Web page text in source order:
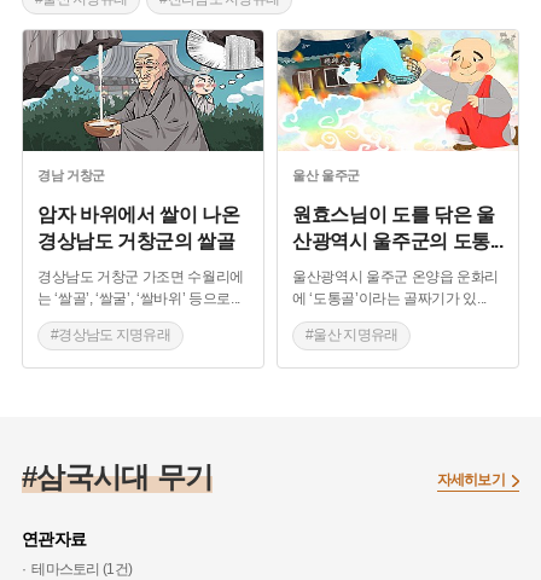
#경상남도 지명유래 #거창 지명유래
#세종 지명유래 #성씨 설화
경남 거창군
암자 바위에서 쌀이 나온
경상남도 거창군의 쌀골
경상남도 거창군 가조면 수월리에
는 ‘쌀골’, ‘쌀굴’, ‘쌀바위’ 등으로...
#경상남도 지명유래
#거창 지명유래
울산 울주군
원효스님이 도를 닦은 울
산광역시 울주군의 도통...
울산광역시 울주군 온양읍 운화리
에 ‘도통골’이라는 골짜기가 있 ...
#울산 지명유래
#삼국시대 지명유래
#삼국시대 무기
연관자료
테마스토리 (1건)
자세히보기